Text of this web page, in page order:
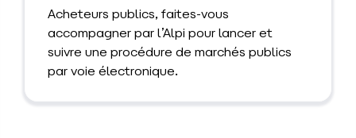
Acheteurs publics, faites-vous
accompagner par l’Alpi pour lancer et
suivre une procédure de marchés publics
par voie électronique.